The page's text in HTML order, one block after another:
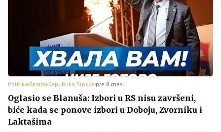
Politika Region Republika Srpska pre 8 mes.
Oglasio se Blanuša: Izbori u RS nisu završeni,
biće kada se ponove izbori u Doboju, Zvorniku i
Laktašima